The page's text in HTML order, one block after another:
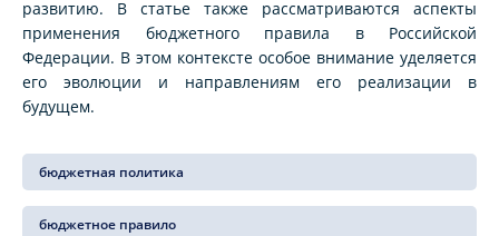
развитию. В статье также рассматриваются аспекты
применения бюджетного правила в Российской
Федерации. В этом контексте особое внимание уделяется
его эволюции и направлениям его реализации в
будущем.
бюджетная политика
бюджетное правило